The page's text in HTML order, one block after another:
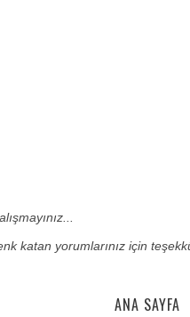
katan yorumlarınız için
ANA SAYFA